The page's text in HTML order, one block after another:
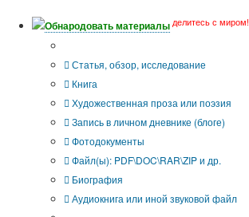
Обнародовать материалы делитесь с миром!
Статья, обзор, исследование
Книга
Художественная проза или поэзия
Запись в личном дневнике (блоге)
Фотодокументы
Файл(ы): PDF\DOC\RAR\ZIP и др.
Биография
Аудиокнига или иной звуковой файл